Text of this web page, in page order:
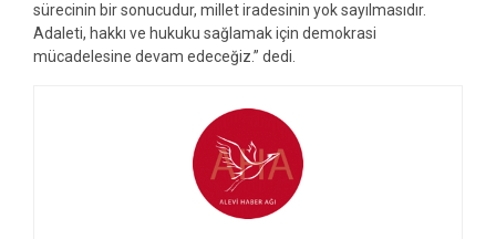
sürecinin bir sonucudur, millet iradesinin yok sayılmasıdır.
Adaleti, hakkı ve hukuku sağlamak için demokrasi
mücadelesine devam edeceğiz.” dedi.